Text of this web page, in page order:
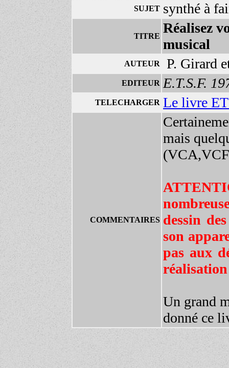
SUJET synthé à
TITRE
Réalisez
musical
AUTEUR P. Girard
EDITEUR E.T.S.F.
TELECHARGER Le livre
COMMENTAIRES
mais
dessin
son
pas aux
Un grand
donné ce